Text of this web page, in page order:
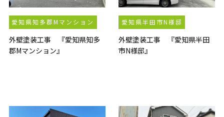
愛知県知多郡Mマンション
外壁塗装工事 『愛知県知多
郡Mマンション』
愛知県半田市N様邸
外壁塗装工事 『愛知県半田
市N様邸』